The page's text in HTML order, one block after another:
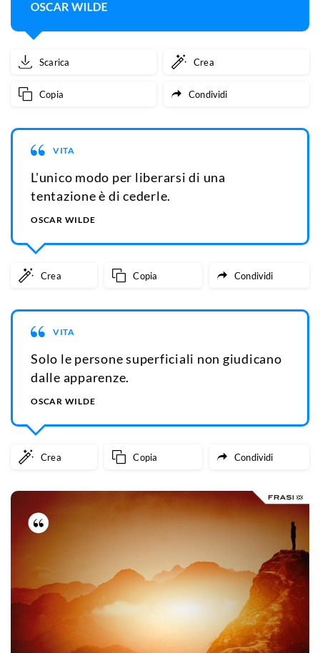
Scarica Crea
Copia Condividi
VITA
L'unico modo per liberarsi di una
tentazione è di cederle.
OSCAR WILDE
Crea Copia Condividi
VITA
Solo le persone superficiali non giudicano
dalle apparenze.
OSCAR WILDE
Crea Copia Condividi